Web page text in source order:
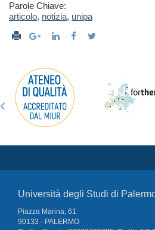
Parole Chiave:
articolo, notizia, unipa
Università degli Studi di
Piazza Marina, 61
90133 - PALERMO